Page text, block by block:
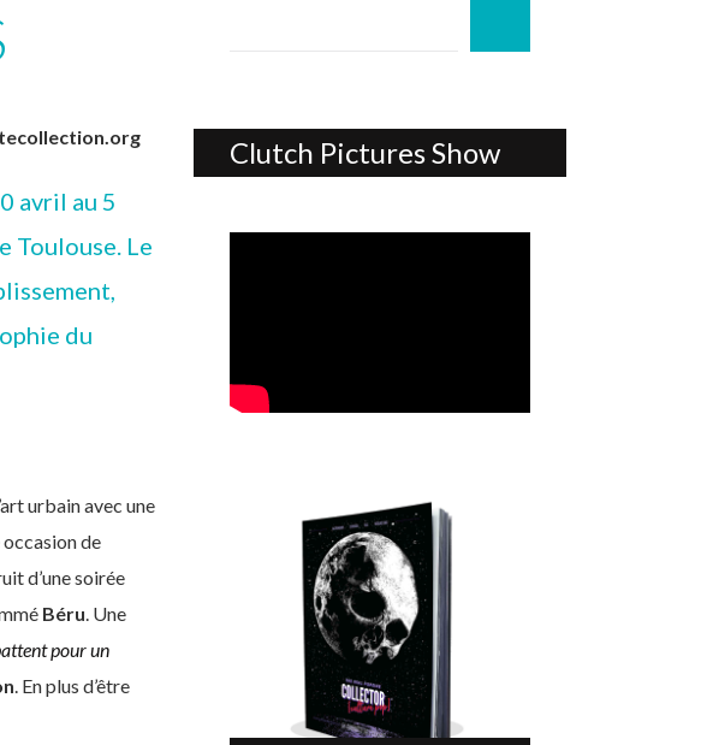
avril au 5
Toulouse. Le
du
urbain avec une
occasion de
d’une soirée
Béru. Une
pour un
. En plus d’être
Clutch Pictures Show